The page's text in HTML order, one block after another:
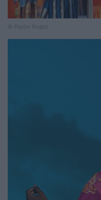
© Poplin Project